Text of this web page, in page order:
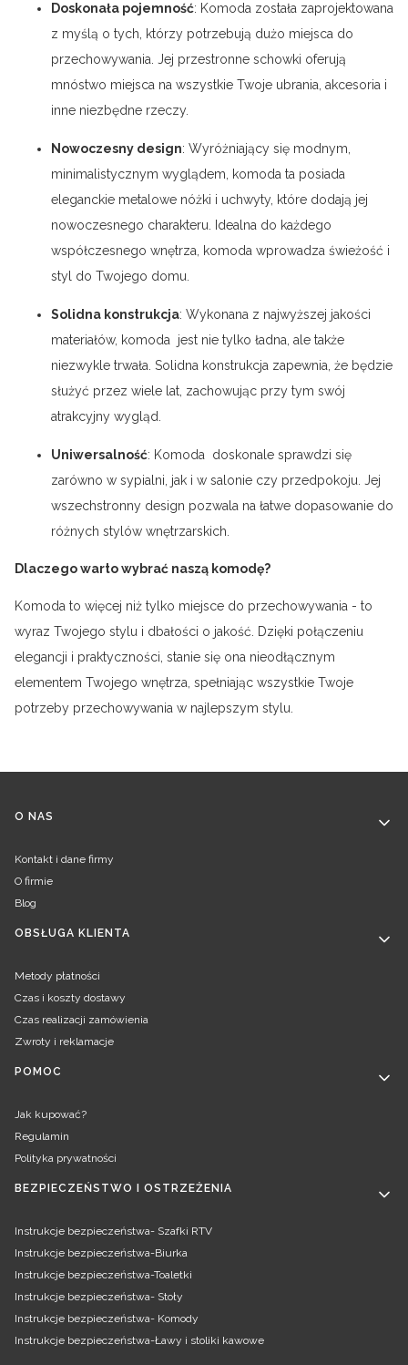
Doskonała pojemność: Komoda została zaprojektowana
z myślą o tych, którzy potrzebują dużo miejsca do
przechowywania. Jej przestronne schowki oferują
mnóstwo miejsca na wszystkie Twoje ubrania, akcesoria i
inne niezbędne rzeczy.
Nowoczesny design: Wyróżniający się modnym,
minimalistycznym wyglądem, komoda ta posiada
eleganckie metalowe nóżki i uchwyty, które dodają jej
nowoczesnego charakteru. Idealna do każdego
współczesnego wnętrza, komoda wprowadza świeżość i
styl do Twojego domu.
Solidna konstrukcja: Wykonana z najwyższej jakości
materiałów, komoda jest nie tylko ładna, ale także
niezwykle trwała. Solidna konstrukcja zapewnia, że będzie
służyć przez wiele lat, zachowując przy tym swój
atrakcyjny wygląd.
Uniwersalność: Komoda doskonale sprawdzi się
zarówno w sypialni, jak i w salonie czy przedpokoju. Jej
wszechstronny design pozwala na łatwe dopasowanie do
różnych stylów wnętrzarskich.
Dlaczego warto wybrać naszą komodę?
Komoda to więcej niż tylko miejsce do przechowywania - to
wyraz Twojego stylu i dbałości o jakość. Dzięki połączeniu
elegancji i praktyczności, stanie się ona nieodłącznym
elementem Twojego wnętrza, spełniając wszystkie Twoje
potrzeby przechowywania w najlepszym stylu.
Linki w stopce
O NAS
Kontakt i dane firmy
O firmie
Blog
OBSŁUGA KLIENTA
Metody płatności
Czas i koszty dostawy
Czas realizacji zamówienia
Zwroty i reklamacje
POMOC
Jak kupować?
Regulamin
Polityka prywatności
BEZPIECZEŃSTWO I OSTRZEŻENIA
Instrukcje bezpieczeństwa- Szafki RTV
Instrukcje bezpieczeństwa-Biurka
Instrukcje bezpieczeństwa-Toaletki
Instrukcje bezpieczeństwa- Stoły
Instrukcje bezpieczeństwa- Komody
Instrukcje bezpieczeństwa-Ławy i stoliki kawowe